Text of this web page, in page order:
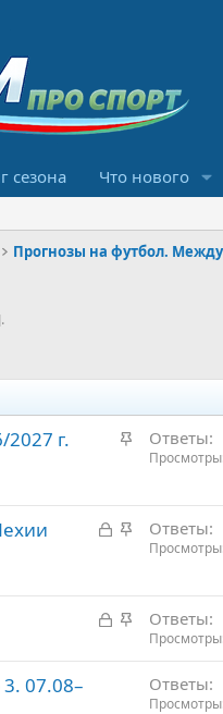
сезона Что нового
З
р
е
е
н
г.
Ответы
Просмотры
З
р
ы
о
З
р
е
л
Ответы
Просмотры
З
к
З
к
Ответы
Просмотры
07.08–
Ответы
Просмотры